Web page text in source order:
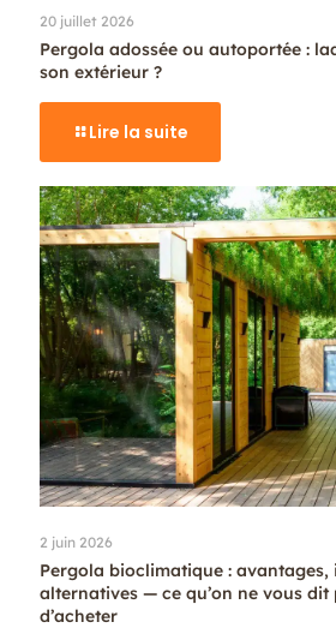
20 juillet 2026
Pergola adossée ou autoportée :
son extérieur ?
Lire la suite
2 juin 2026
Pergola bioclimatique : avantages,
alternatives — ce qu’on ne vous dit
d’acheter